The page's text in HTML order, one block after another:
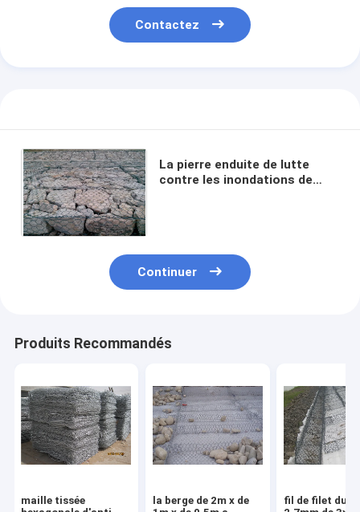
Contactez
La pierre enduite de lutte
contre les inondations de
Continuer
Produits Recommandés
maille tissée
la berge de 2m x de
fil de filet du